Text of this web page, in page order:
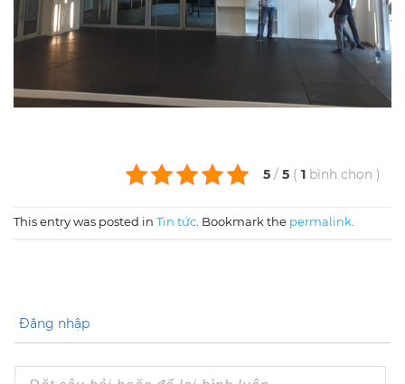
5 / 5 ( 1 bình chọn )
This entry was posted in Tin tức. Bookmark the permalink.
Đăng nhập